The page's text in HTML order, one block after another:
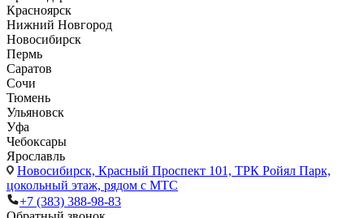
Красноярск
Нижний Новгород
Новосибирск
Пермь
Саратов
Сочи
Тюмень
Ульяновск
Уфа
Чебоксары
Ярославль
Новосибирск, Красный Проспект 101, ТРК Ройял Парк,
цокольный этаж, рядом с МТС
+7 (383) 388-98-83